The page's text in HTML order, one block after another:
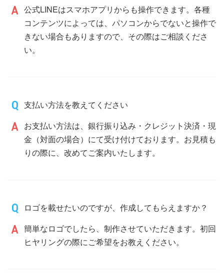
公式LINEはスマホアプリからも操作できます。各種
コンテンツによっては、パソコンからでないと操作で
きない場合もありますので、その際はご相談くださ
い。
支払い方法を教えてください
お支払い方法は、銀行振り込み・クレジット決済・現
金（対面の場合）にて受け付けております。お見積も
りの際に、改めてご案内いたします。
ロゴを載せたいのですが、作成してもらえますか？
簡単なロゴでしたら、制作させていただきます。初回
ヒヤリングの際にご希望をお教えください。